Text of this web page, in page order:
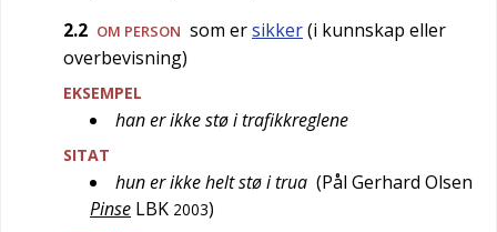
2.2 OM PERSON som ersikker(i kunnskap eller
overbevisning)
EKSEMPEL
han er ikke stø i trafikkreglene
SITAT
hun er ikke helt stø i trua (Pål Gerhard Olsen
Pinse LBK 2003)